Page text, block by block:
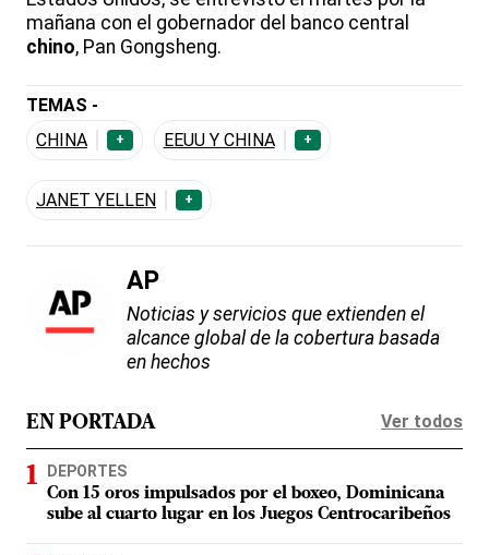
mañana con el gobernador del banco central
chino, Pan Gongsheng.
TEMAS -
CHINA
+ EEUU Y CHINA +
JANET YELLEN +
AP
Noticias y servicios que extienden el
alcance global de la cobertura basada
en hechos
EN PORTADA Ver todos
DEPORTES
Con 15 oros impulsados por el boxeo, Dominicana
sube al cuarto lugar en los Juegos Centrocaribeños